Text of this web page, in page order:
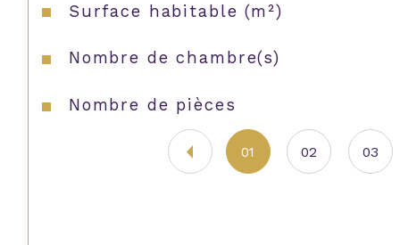
Surface habitable (m²)
Nombre de chambre(s)
Nombre de pièces
01 02 03